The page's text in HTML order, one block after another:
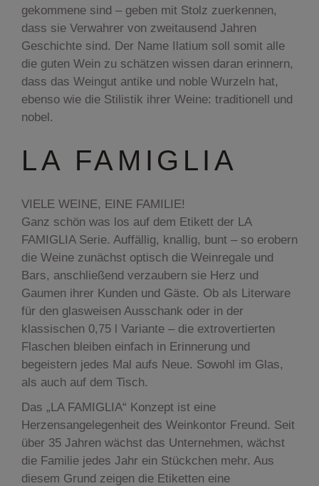
gekommene sind – geben mit Stolz zuerkennen,
dass sie Verwahrer von zweitausend Jahren
Geschichte sind. Der Name Ilatium soll somit alle
die guten Wein zu schätzen wissen daran erinnern,
dass das Weingut antike und noble Wurzeln hat,
ebenso wie die Stilistik ihrer Weine: traditionell und
nobel.
LA FAMIGLIA
VIELE WEINE, EINE FAMILIE!
Ganz schön was los auf dem Etikett der LA
FAMIGLIA Serie. Auffällig, knallig, bunt – so erobern
die Weine zunächst optisch die Weinregale und
Bars, anschließend verzaubern sie Herz und
Gaumen ihrer Kunden und Gäste. Ob als Literware
für den glasweisen Ausschank oder in der
klassischen 0,75 l Variante – die extrovertierten
Flaschen bleiben einfach in Erinnerung und
begeistern jedes Mal aufs Neue. Sowohl im Glas,
als auch auf dem Tisch.
Das „LA FAMIGLIA“ Konzept ist eine
Herzensangelegenheit des Weinkontor Freund. Seit
über 35 Jahren wächst das Unternehmen, wächst
die Familie jedes Jahr ein Stückchen mehr. Aus
diesem Grund zeigen die Etiketten eine